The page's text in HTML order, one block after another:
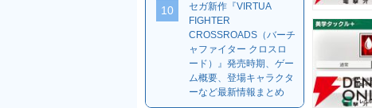
10
セガ新作『VIRTUA
FIGHTER
CROSSROADS（バーチ
ャファイター クロスロ
ード）』発売時期、ゲー
ム概要、登場キャラクタ
ーなど最新情報まとめ